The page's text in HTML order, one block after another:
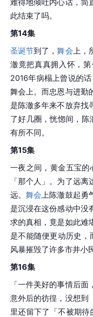
此结束了吗。
第14集
圣诞节到了，舞会 上
澈竟把真真拥入怀，
2016年病榻上曾说的
舞会上。而忠恩与进勤
是陈澈多年来不放弃找
了好几圈，恍惚间，
有所不同。
第15集
一夜之间，黄金五宝
「那个人」。为了远
远。舞会 上陈澈鼓起勇
是沉浸在这份感动中没
求的真相，竟是如此难
是不能随便更动历史
风暴摧毁了许多市井小
第16集
「一件美好的事情后
意外后的彷徨，没想到
里还留下了「不被期